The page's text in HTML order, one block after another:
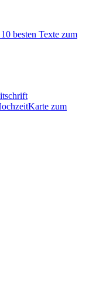
besten Texte zum
Karte zum